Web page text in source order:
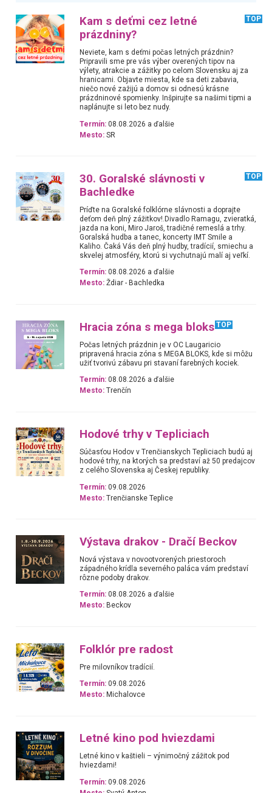
Kam s deťmi cez letné
prázdniny?
TOP
Neviete, kam s deťmi počas letných prázdnin?
Pripravili sme pre vás výber overených tipov na
výlety, atrakcie a zážitky po celom Slovensku aj za
hranicami. Objavte miesta, kde sa deti zabavia,
niečo nové zažijú a domov si odnesú krásne
prázdninové spomienky. Inšpirujte sa našimi tipmi a
naplánujte si leto bez nudy.
Termín: 08.08.2026 a ďalšie
Mesto: SR
30. Goralské slávnosti v
Bachledke
TOP
Príďte na Goralské folklórne slávnosti a doprajte
deťom deň plný zážitkov!.Divadlo Ramagu, zvieratká,
jazda na koni, Miro Jaroš, tradičné remeslá a trhy.
Goralská hudba a tanec, koncerty IMT Smile a
Kaliho. Čaká Vás deň plný hudby, tradícií, smiechu a
skvelej atmosféry, ktorú si vychutnajú malí aj veľkí.
Termín: 08.08.2026 a ďalšie
Mesto: Ždiar - Bachledka
Hracia zóna s mega bloks TOP
Počas letných prázdnin je v OC Laugaricio
pripravená hracia zóna s MEGA BLOKS, kde si môžu
užiť tvorivú zábavu pri stavaní farebných kociek.
Termín: 08.08.2026 a ďalšie
Mesto: Trenčín
Hodové trhy v Tepliciach
Súčasťou Hodov v Trenčianskych Tepliciach budú aj
hodové trhy, na ktorých sa predstaví až 50 predajcov
z celého Slovenska aj Českej republiky.
Termín: 09.08.2026
Mesto: Trenčianske Teplice
Výstava drakov - Dračí Beckov
Nová výstava v novootvorených priestoroch
západného krídla severného paláca vám predstaví
rôzne podoby drakov.
Termín: 08.08.2026 a ďalšie
Mesto: Beckov
Folklór pre radost
Pre milovníkov tradícií.
Termín: 09.08.2026
Mesto: Michalovce
Letné kino pod hviezdami
Letné kino v kaštieli – výnimočný zážitok pod
hviezdami!
Termín: 09.08.2026